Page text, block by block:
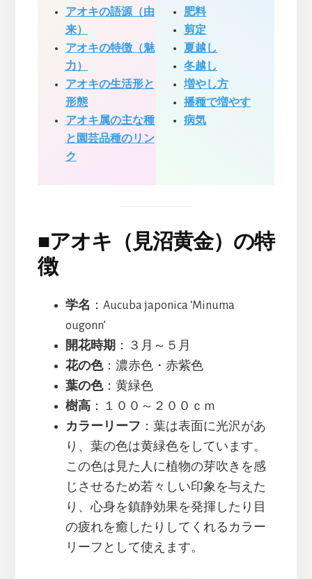
アオキの語源（由
来）
アオキの特徴（魅
力）
アオキの生活形と
形態
アオキ属の主な種
と園芸品種のリン
ク
肥料
剪定
夏越し
冬越し
増やし方
播種で増やす
病気
■アオキ（見沼黄金）の特
徴
学名 ：Aucuba japonica ‘Minuma
ougonn’
開花時期 ：３月～５月
花の色：濃赤色・赤紫色
葉の色：黄緑色
樹高 ：１００～２００ｃｍ
カラーリーフ ：葉は表面に光沢があ
り、葉の色は黄緑色をしています。
この色は見た人に植物の芽吹きを感
じさせるため若々しい印象を与えた
り、心身を鎮静効果を発揮したり目
の疲れを癒したりしてくれるカラー
リーフとして使えます。